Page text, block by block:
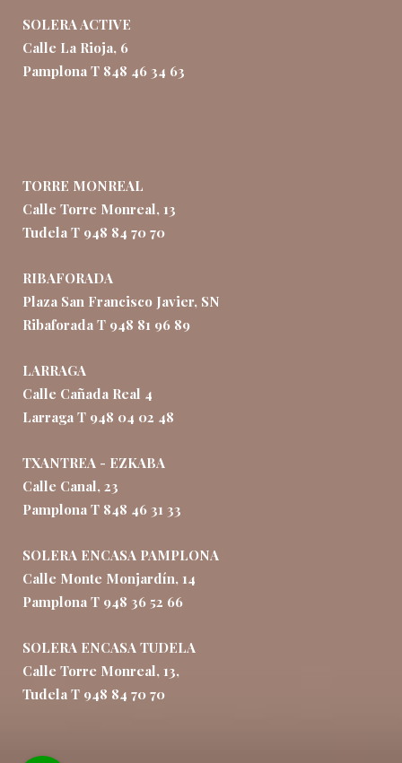
SOLERA ACTIVE
Calle La Rioja, 6
Pamplona T 848 46 34 63
TORRE MONREAL
Calle Torre Monreal, 13
Tudela T 948 84 70 70
RIBAFORADA
Plaza San Francisco Javier, SN
Ribaforada T 948 81 96 89
LARRAGA
Calle Cañada Real 4
Larraga T 948 04 02 48
TXANTREA - EZKABA
Calle Canal, 23
Pamplona T 848 46 31 33
SOLERA ENCASA PAMPLONA
Calle Monte Monjardín, 14
Pamplona T 948 36 52 66
SOLERA ENCASA TUDELA
Calle Torre Monreal, 13,
Tudela T 948 84 70 70